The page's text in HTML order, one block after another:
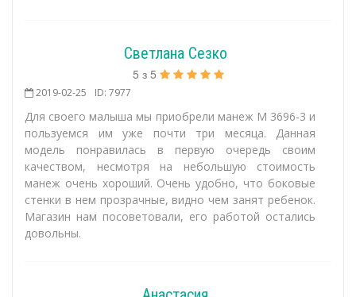
Светлана Сезко
5 з 5
2019-02-25 ID: 7977
Для своего малыша мы приобрели манеж M 3696-3 и
пользуемся им уже почти три месяца. Данная
модель понравилась в первую очередь своим
качеством, несмотря на небольшую стоимость
манеж очень хороший. Очень удобно, что боковые
стенки в нем прозрачные, видно чем занят ребенок.
Магазин нам посоветовали, его работой остались
довольны.